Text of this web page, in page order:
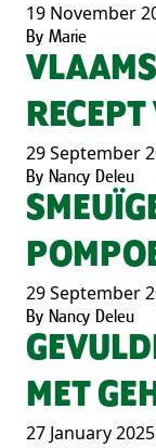
19 November
By Marie
29 September
By Nancy Deleu
29 September
By Nancy Deleu
MET
27 January 2025